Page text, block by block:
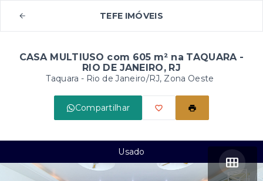
TEFE IMÓVEIS
CASA MULTIUSO com 605 m² na TAQUARA -
RIO DE JANEIRO, RJ
Taquara - Rio de Janeiro/RJ, Zona Oeste
Compartilhar
Usado